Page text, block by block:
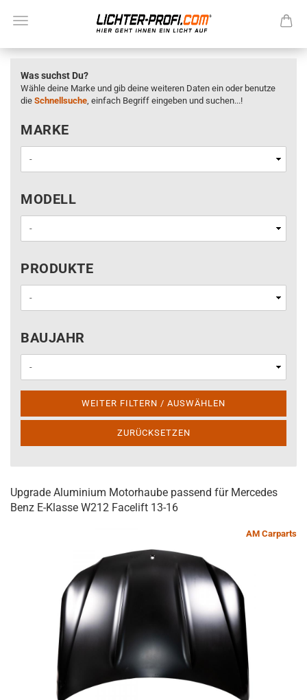
Was suchst Du?
Wähle deine Marke und gib deine weiteren Daten ein oder benutze
die Schnellsuche, einfach Begriff eingeben und suchen...!
MARKE
MARKE
MODELL
MODELL
PRODUKTE
PRODUKTE
BAUJAHR
BAUJAHR
WEITER FILTERN / AUSWÄHLEN
ZURÜCKSETZEN
Upgrade Aluminium Motorhaube passend für Mercedes
Benz E-Klasse W212 Facelift 13-16
AM Carparts